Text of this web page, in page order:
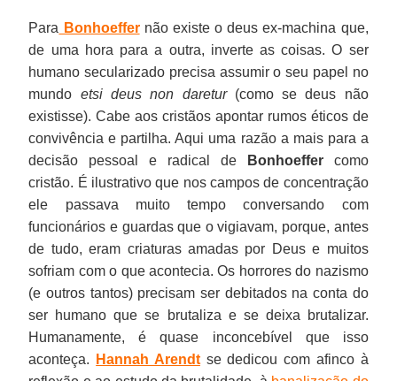
Para Bonhoeffernão existe o deus ex-machina que,
de uma hora para a outra, inverte as coisas. O ser
humano secularizado precisa assumir o seu papel no
mundo etsi deus non daretur(como se deus não
existisse). Cabe aos cristãos apontar rumos éticos de
convivência e partilha. Aqui uma razão a mais para a
decisão pessoal e radical de
Bonhoeffercomo
cristão. É ilustrativo que nos campos de concentração
ele passava muito tempo conversando com
funcionários e guardas que o vigiavam, porque, antes
de tudo, eram criaturas amadas por Deus e muitos
sofriam com o que acontecia. Os horrores do nazismo
(e outros tantos) precisam ser debitados na conta do
ser humano que se brutaliza e se deixa brutalizar.
Humanamente, é quase inconcebível que isso
aconteça.
Hannah Arendtse dedicou com afinco à